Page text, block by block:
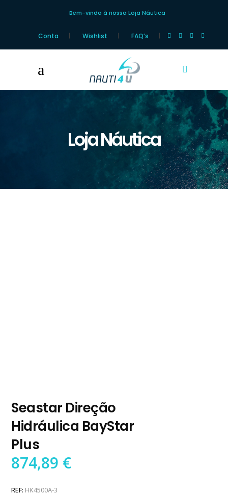
Bem-vindo à nossa Loja Náutica
Conta Wishlist FAQ’s
Loja Náutica
Seastar Direção
Hidráulica BayStar
Plus
874,89 €
REF: HK4500A-3